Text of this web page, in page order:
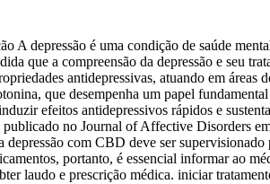
depressão é uma condição de saúde
que a compreensão da depressão e seu
antidepressivas, atuando em áreas
que desempenha um papel
efeitos antidepressivos rápidos e
publicado no Journal of Affective Disorders
com CBD deve ser
portanto, é essencial informar ao
laudo e prescrição médica. iniciar